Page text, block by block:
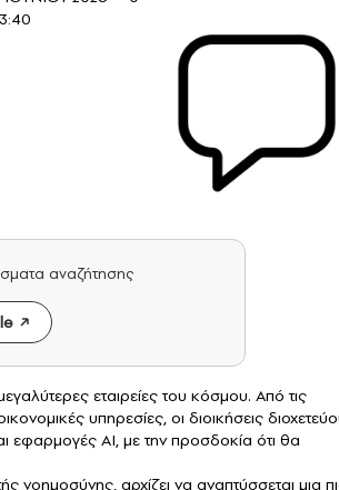
αναζήτησης
εταιρείες του κόσμου. Από τις
υπηρεσίες, οι διοικήσεις
εφαρμογές AI, με την προσδοκία ότι θα
αρχίζει να αναπτύσσεται μια